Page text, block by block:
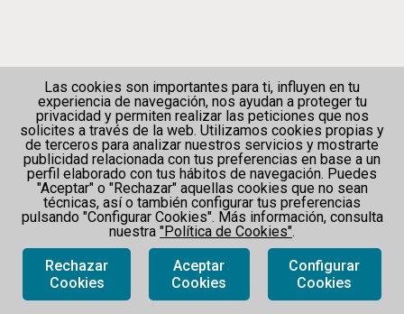
Las cookies son importantes para ti, influyen en tu
experiencia de navegación, nos ayudan a proteger tu
privacidad y permiten realizar las peticiones que nos
solicites a través de la web. Utilizamos cookies propias y
de terceros para analizar nuestros servicios y mostrarte
publicidad relacionada con tus preferencias en base a un
perfil elaborado con tus hábitos de navegación. Puedes
"Aceptar" o "Rechazar" aquellas cookies que no sean
técnicas, así o también configurar tus preferencias
pulsando "Configurar Cookies". Más información, consulta
nuestra "Política de Cookies".
Rechazar
Cookies
Aceptar
Cookies
Configurar
Cookies
https://docsbarcelona.com/